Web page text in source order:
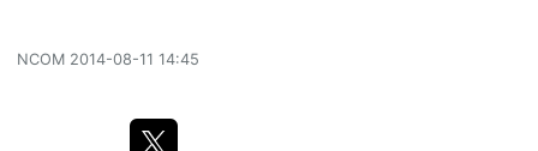
NCOM 2014-08-11 14:45